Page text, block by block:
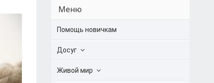
Меню
Помощь новичкам
Досуг
Живой мир